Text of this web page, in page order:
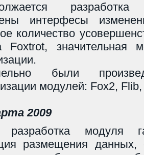
интерфесы
количество
значительная
были
модулей: Fox2,
2009
разработка модуля
размещения данных,